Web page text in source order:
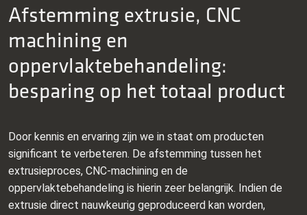
Afstemming extrusie, CNC
machining en
oppervlaktebehandeling:
besparing op het totaal product
Door kennis en ervaring zijn we in staat om producten
significant te verbeteren. De afstemming tussen het
extrusieproces, CNC-machining en de
oppervlaktebehandeling is hierin zeer belangrijk. Indien de
extrusie direct nauwkeurig geproduceerd kan worden,